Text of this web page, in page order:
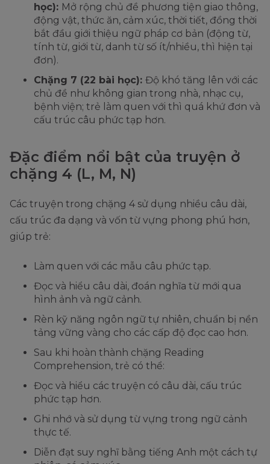
học): Mở rộng chủ đề phương tiện giao thông,
động vật, thức ăn, cảm xúc, thời tiết, đồng thời
bắt đầu giới thiệu ngữ pháp cơ bản (động từ,
tính từ, giới từ, danh từ số ít/nhiều, thì hiện tại
đơn).
Chặng 7 (22 bài học): Độ khó tăng lên với các
chủ đề như không gian trong nhà, nhạc cụ,
bệnh viện; trẻ làm quen với thì quá khứ đơn và
cấu trúc câu phức tạp hơn.
Đặc điểm nổi bật của truyện ở
chặng 4 (L, M, N)
Các truyện trong chặng 4 sử dụng nhiều câu dài,
cấu trúc đa dạng và vốn từ vựng phong phú hơn,
giúp trẻ:
Làm quen với các mẫu câu phức tạp.
Đọc và hiểu câu dài, đoán nghĩa từ mới qua
hình ảnh và ngữ cảnh.
Rèn kỹ năng ngôn ngữ tự nhiên, chuẩn bị nền
tảng vững vàng cho các cấp độ đọc cao hơn.
Sau khi hoàn thành chặng Reading
Comprehension, trẻ có thể:
Đọc và hiểu các truyện có câu dài, cấu trúc
phức tạp hơn.
Ghi nhớ và sử dụng từ vựng trong ngữ cảnh
thực tế.
Diễn đạt suy nghĩ bằng tiếng Anh một cách tự